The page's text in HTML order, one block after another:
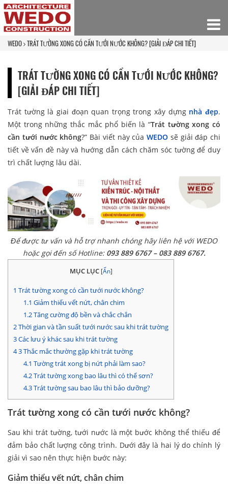
WEDO TRÁT TƯỜNG XONG CÓ CẦN TƯỚI NƯỚC KHÔNG? [GIẢI ĐÁP CHI TIẾT]
TRÁT TƯỜNG XONG CÓ CẦN TƯỚI NƯỚC KHÔNG?
[GIẢI ĐÁP CHI TIẾT]
Trát tường là giai đoạn quan trọng trong xây dựng nhà đẹp.
Một trong những thắc mắc phổ biến là “Trát tường xong có
cần tưới nước không?” Bài viết này của WEDO sẽ giải đáp chi
tiết về vấn đề này và hướng dẫn cách chăm sóc tường để duy
trì chất lượng lâu dài.
Để được tư vấn và hỗ trợ nhanh chóng hãy liên hệ với WEDO
hoặc gọi đến số Hotline: 093 889 6767 – 083 889 6767.
MỤC LỤC [Ẩn]
1 Trát tường xong có cần tưới nước không?
1.1 Giảm thiểu vết nứt, chân chim
1.2Tăng cường độ bền và chắc chắn
2Thời gian và tần suất tưới nước sau khi trát tường
3Các lưu ý khác sau khi trát tường
43 Thắc mắc thường gặp khi trát tường
4.1 Tường trát xong bị nứt phải làm sao?
4.2Trát tường xong bao lâu thì có thể sơn?
4.3Trát tường sau bao lâu thì bảo dưỡng?
Trát tường xong có cần tưới nước không?
Sau khi trát tường, tưới nước là một bước không thể thiếu để
đảm bảo chất lượng công trình. Dưới đây là hai lý do chính lý
giải vì sao nên thực hiện bước này:
Giảm thiểu vết nứt, chân chim